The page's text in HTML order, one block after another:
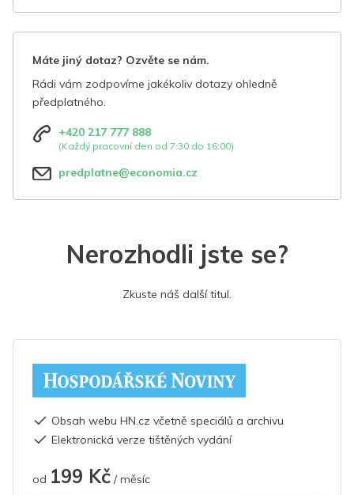
Máte jiný dotaz? Ozvěte se nám.
Rádi vám zodpovíme jakékoliv dotazy ohledně
předplatného.
+420 217 777 888
(Každý pracovní den od 7:30 do 16:00)
predplatne@economia.cz
Nerozhodli jste se?
Zkuste náš další titul.
Obsah webu HN.cz včetně speciálů a archivu
Elektronická verze tištěných vydání
od 199 Kč / měsíc